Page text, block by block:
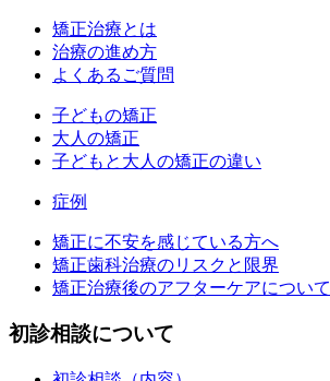
矯正治療とは
治療の進め方
よくあるご質問
子どもの矯正
大人の矯正
子どもと大人の矯正の違い
症例
矯正に不安を感じている方へ
矯正歯科治療のリスクと限界
矯正治療後のアフターケアについて
初診相談について